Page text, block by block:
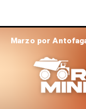
Marzo por